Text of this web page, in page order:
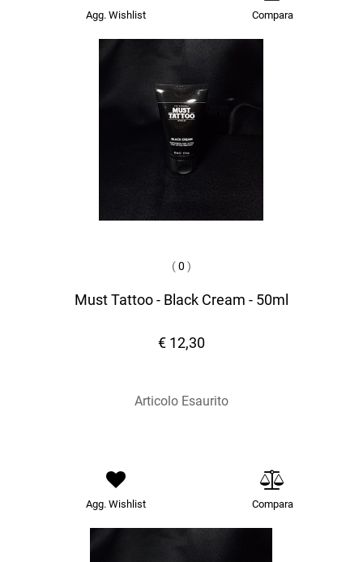
Agg. Wishlist Compara
(0 )
Must Tattoo - Black Cream - 50ml
€ 12,30
Articolo Esaurito
Agg. Wishlist Compara